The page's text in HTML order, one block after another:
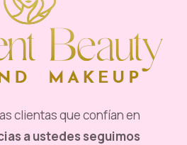
clientas que confían en
a ustedes seguimos